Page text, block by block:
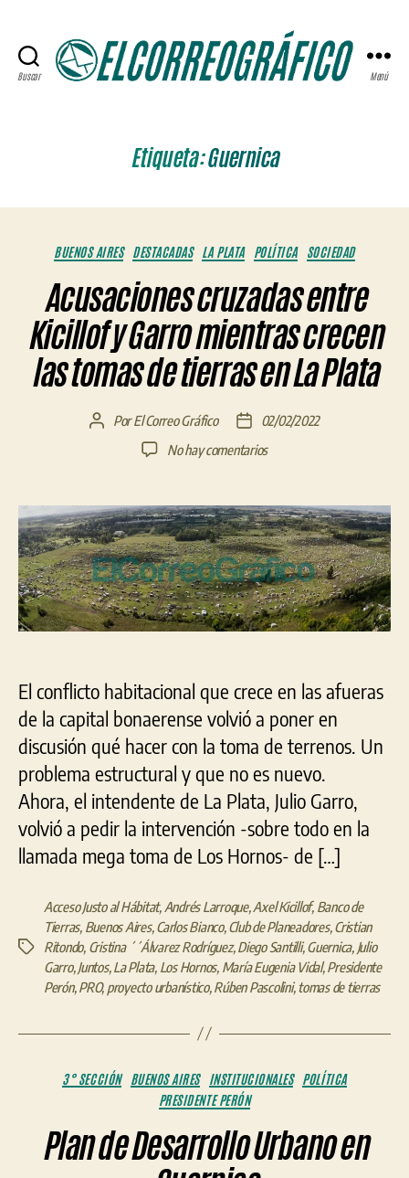
Buscar Menú
Etiqueta:Guernica
Categorías
BUENOS AIRES DESTACADAS LA PLATA POLÍTICA SOCIEDAD
Acusaciones cruzadas entre
Kicillof y Garro mientras crecen
las tomas de tierras en La Plata
AutorPorEl Correo Gráfico
Fecha02/02/2022
No hay comentariosen
entre
Kicillof
y
Garro
mientras
crecen
las
tierras
La
Plata
El conflicto habitacional que crece en las afueras
de la capital bonaerense volvió a poner en
discusión qué hacer con la toma de terrenos. Un
problema estructural y que no es nuevo.
Ahora, el intendente de La Plata, Julio Garro,
volvió a pedir la intervención -sobre todo en la
llamada mega toma de Los Hornos- de […]
Etiquetas
Acceso Justo al Hábitat, Andrés Larroque,Axel Kicillof, Banco de
Tierras, Buenos Aires,Carlos Bianco,Club de Planeadores,Cristian
Ritondo, Cristina ´´Álvarez Rodríguez,Diego Santilli,Guernica, Julio
Garro,Juntos,La Plata, Los Hornos, María Eugenia Vidal,Presidente
Perón,PRO, proyecto urbanístico,Rúben Pascolini,tomas de tierras
Categorías
3° SECCIÓN BUENOS AIRES INSTITUCIONALES POLÍTICA
PRESIDENTE PERÓN
Plan de Desarrollo Urbano en